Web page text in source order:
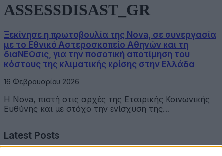
ASSESSDISAST_GR
Ξεκίνησε η πρωτοβουλία της Nova, σε συνεργασία
με το Εθνικό Αστεροσκοπείο Αθηνών και τη
διαΝΕΟσις, για την ποσοτική αποτίμηση του
κόστους της κλιματικής κρίσης στην Ελλάδα
16 Φεβρουαρίου 2026
Η Nova, πιστή στις αρχές της Εταιρικής Κοινωνικής
Ευθύνης και με στόχο την ενίσχυση της…
Latest Posts